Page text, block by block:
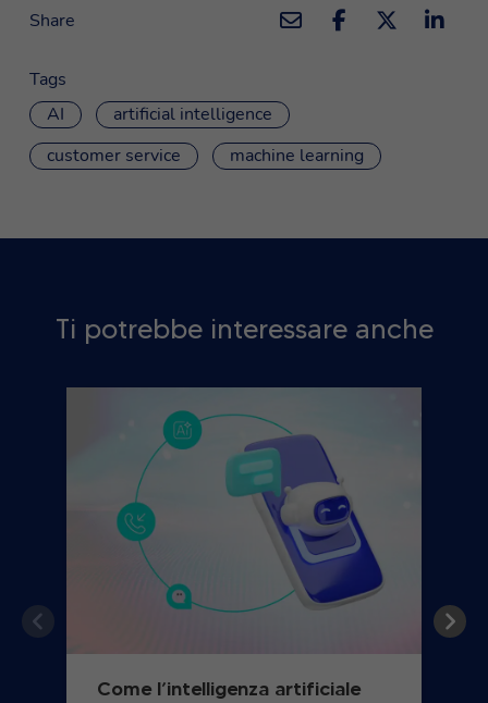
Share
Tags
AI
artificial intelligence
customer service
machine learning
Ti potrebbe interessare anche
Come l’intelligenza artificiale